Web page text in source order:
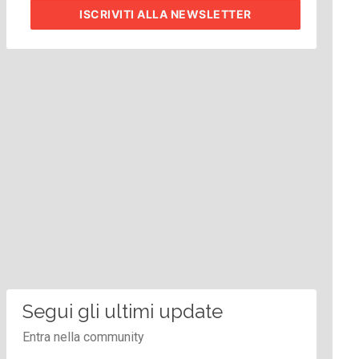
ISCRIVITIALLA NEWSLETTER
Segui gli ultimi update
Entra nella community